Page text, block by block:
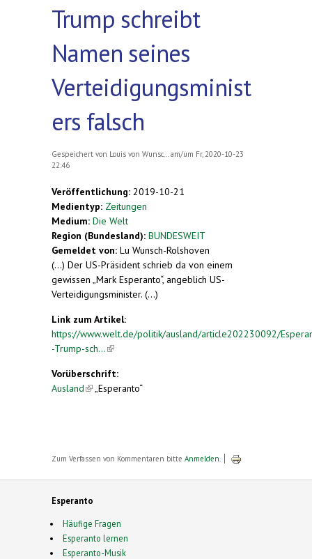
Trump schreibt
Namen seines
Verteidigungsminist
ers falsch
Gespeichert von Louis von Wunsc...
am/um Fr, 2020-10-23
22:46
Veröffentlichung: 2019-10-21
Medientyp: Zeitungen
Medium: Die Welt
Region (Bundesland): BUNDESWEIT
Gemeldet von: Lu Wunsch-Rolshoven
(...) Der US-Präsident schrieb da von einem
gewissen „Mark Esperanto“, angeblich US-
Verteidigungsminister. (...)
Link zum Artikel:
https://www.welt.de/politik/ausland/article202230092/
-Trump-sch...(link is external)
Vorüberschrift:
Ausland(link is external)
„Esperanto“
Zum Verfassen von Kommentaren bitte Anmelden
Esperanto
Häufige Fragen
Esperanto lernen
Esperanto-Musik